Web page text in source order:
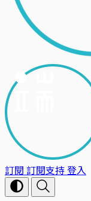
訂閱 訂閱支持登入